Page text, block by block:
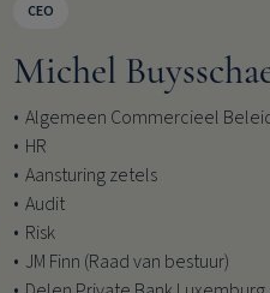
CEO
Michel
Algemeen Commercieel
HR
Aansturing zetels
Audit
Risk
JM Finn (Raad van bestuur)